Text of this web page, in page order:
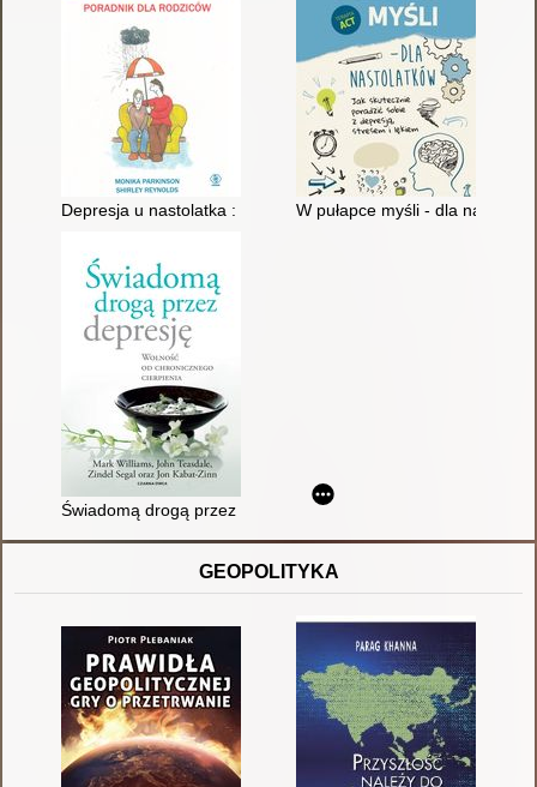
Depresja u nastolatka : poradnik dla rodziców
W pułapce myśli - dla
Świadomą drogą przez depresję : wolność od chronicznego
GEOPOLITYKA